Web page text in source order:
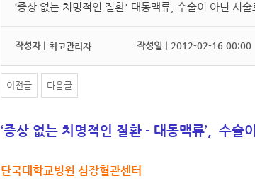
‘증상 없는 치명적인 질환' 대동맥류, 수술이 아닌 시
작성자 | 최고관리자 작성일 | 2012-02-16 00:00
이전글 다음글
‘증상 없는 치명적인 질환 - 대동맥류’, 수술
단국대학교병원 심장혈관센터